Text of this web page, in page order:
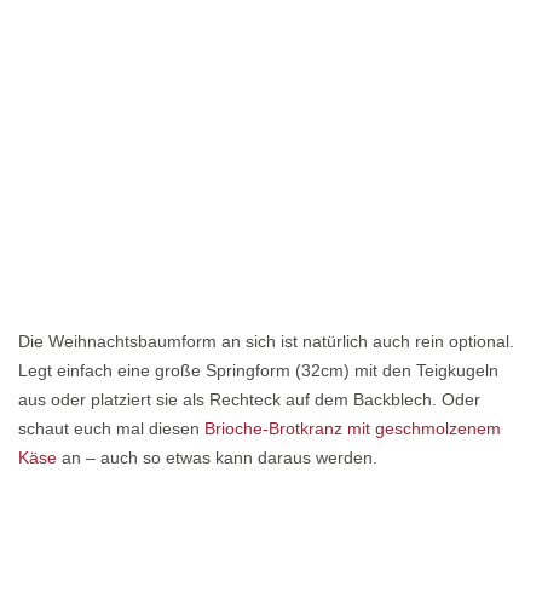
Die Weihnachtsbaumform an sich ist natürlich auch rein optional.
Legt einfach eine große Springform (32cm) mit den Teigkugeln
aus oder platziert sie als Rechteck auf dem Backblech. Oder
schaut euch mal diesen Brioche-Brotkranz mit geschmolzenem
Käse an – auch so etwas kann daraus werden.